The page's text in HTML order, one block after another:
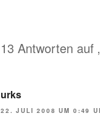
13 Antworten auf
urks
22. JULI 2008 UM 0:49